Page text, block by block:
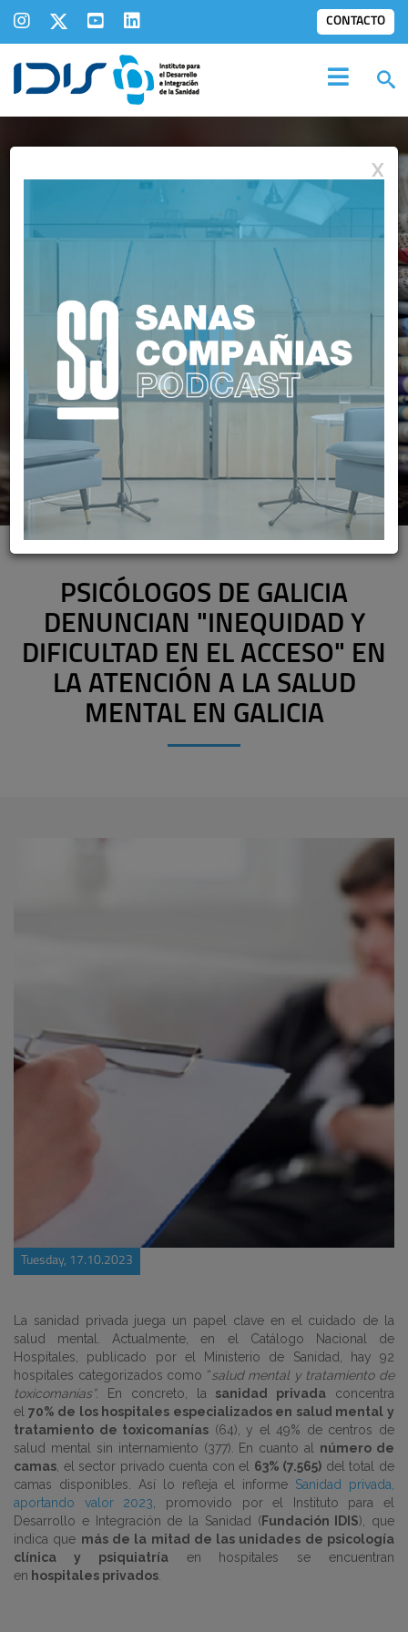
CONTACTO
IDIS EN LOSMEDIOS
PSICÓLOGOS DE GALICIA
DENUNCIAN "INEQUIDAD Y
DIFICULTAD EN EL ACCESO" EN
LA ATENCIÓN A LA SALUD
MENTAL EN GALICIA
Tuesday, 17.10.2023
La sanidad privada juega un papel clave en el cuidado de la
salud mental. Actualmente, en el Catálogo Nacional de
Hospitales, publicado por el Ministerio de Sanidad, hay 92
hospitales categorizados como “salud mental y tratamiento de
toxicomanías”. En concreto, la sanidad privada concentra
el 70% de los hospitales especializados en salud mental y
tratamiento de toxicomanías (64), y el 49% de centros de
salud mental sin internamiento (377). En cuanto al número de
camas , el sector privado cuenta con el 63% (7.565) del total de
camas disponibles. Así lo refleja el informe Sanidad privada,
aportando valor 2023 , promovido por el Instituto para el
Desarrollo e Integración de la Sanidad (Fundación IDIS), que
indica que más de la mitad de las unidades de psicología
clínica y psiquiatríaen hospitales se encuentran
en hospitales privados
X